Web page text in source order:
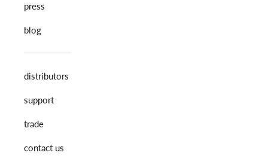
press
blog
distributors
support
trade
contact us